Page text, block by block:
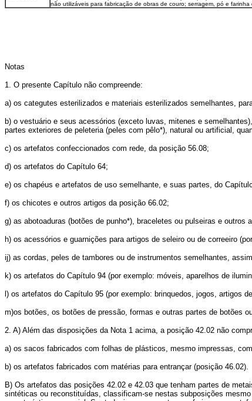
não utilizáveis para fabricação de obras de couro; serragem, pó e farinha
Notas
1. O presente Capítulo não compreende:
a) os categutes esterilizados e materiais esterilizados semelhantes,
b) o vestuário e seus acessórios (exceto luvas, mitenes e
partes exteriores de peleteria (peles com pêlo*), natural ou artificial,
c) os artefatos confeccionados com rede, da posição 56.08;
d) os artefatos do Capítulo 64;
e) os chapéus e artefatos de uso semelhante, e suas partes, do
f) os chicotes e outros artigos da posição 66.02;
g) as abotoaduras (botões de punho*), braceletes ou pulseiras e outros
h) os acessórios e guarnições para artigos de seleiro ou de correeiro
ij) as cordas, peles de tambores ou de instrumentos semelhantes,
k) os artefatos do Capítulo 94 (por exemplo: móveis, aparelhos de
l) os artefatos do Capítulo 95 (por exemplo: brinquedos, jogos, artigos
m)os botões, os botões de pressão, formas e outras partes de botões
2. A) Além das disposições da Nota 1 acima, a posição 42.02 não
a) os sacos fabricados com folhas de plásticos, mesmo impressas,
b) os artefatos fabricados com matérias para entrançar (posição 46.02).
B) Os artefatos das posições 42.02 e 42.03 que tenham partes de
sintéticas ou reconstituídas, classificam-se nestas subposições